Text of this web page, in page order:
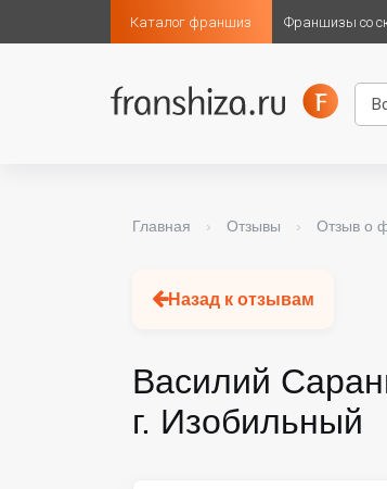
Каталог франшиз Франшизы со
Главная › Отзывы › Отзыв о
Назад к отзывам
Василий
г. Изобильный